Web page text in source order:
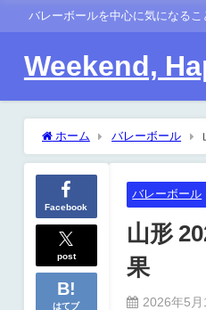
バレーボールを中心に気になるこ
Weekend,
ホーム バレーボール
Facebook
post
はてブ
バレーボール
山形
果
2026年5月